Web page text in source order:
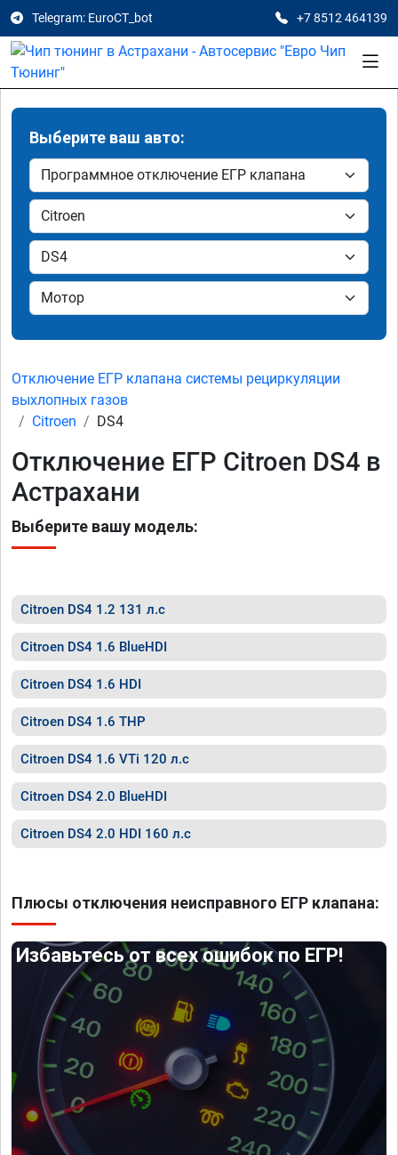
Telegram: EuroCT_bot +7 8512 464139
Выберите ваш авто:
Отключение ЕГР клапана системы рециркуляции
выхлопных газов
Citroen
DS4
Отключение ЕГР Citroen DS4 в
Астрахани
Выберите вашу модель:
Citroen DS4 1.2 131 л.с
Citroen DS4 1.6 BlueHDI
Citroen DS4 1.6 HDI
Citroen DS4 1.6 THP
Citroen DS4 1.6 VTi 120 л.с
Citroen DS4 2.0 BlueHDI
Citroen DS4 2.0 HDI 160 л.с
Плюсы отключения неисправного ЕГР клапана:
Избавьтесь от всех ошибок по ЕГР!